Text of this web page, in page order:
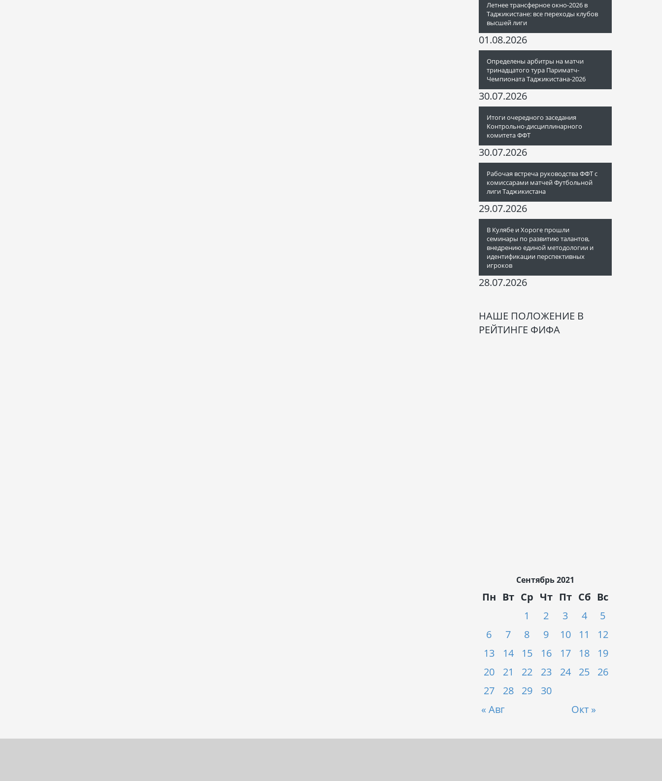
Летнее трансферное окно-2026 в
Таджикистане: все переходы клубов
высшей лиги
01.08.2026
Определены арбитры на матчи
тринадцатого тура Париматч-
Чемпионата Таджикистана-2026
30.07.2026
Итоги очередного заседания
Контрольно-дисциплинарного
комитета ФФТ
30.07.2026
Рабочая встреча руководства ФФТ с
комиссарами матчей Футбольной
лиги Таджикистана
29.07.2026
В Кулябе и Хороге прошли
семинары по развитию талантов,
внедрению единой методологии и
идентификации перспективных
игроков
28.07.2026
НАШЕ ПОЛОЖЕНИЕ В
РЕЙТИНГЕ ФИФА
Сентябрь 2021
Пн Вт Ср Чт Пт Сб Вс
« Авг Окт »
1 2 3 4
5
6
7 8 9 10 11
12
13
14 15 16 17 18
19
20
21 22 23 24 25
26
27
28 29 30